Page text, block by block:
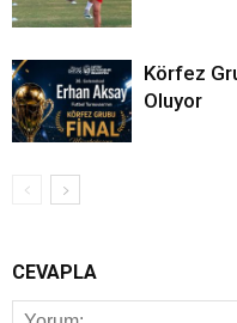
Körfez
Oluyor
CEVAPLA